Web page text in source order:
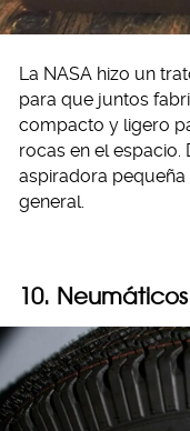
La NASA hizo un
para que juntos
compacto y ligero
rocas en el
aspiradora
general.
10.